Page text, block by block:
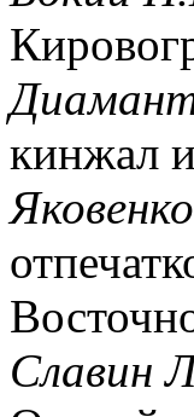
кинжал
Славин